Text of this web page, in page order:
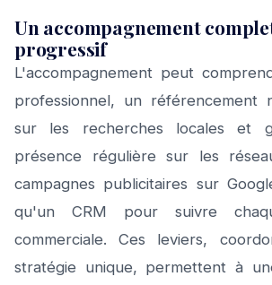
Un accompagnement
progressif
L'accompagnement peut
professionnel, un référencement
sur les recherches locales et
présence régulière sur les
campagnes publicitaires sur
qu'un CRM pour suivre
commerciale. Ces leviers,
stratégie unique, permettent à